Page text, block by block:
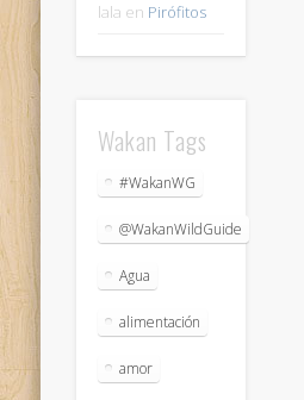
lala en Pirófitos
Wakan Tags
#WakanWG
@WakanWildGuide
Agua
alimentación
amor